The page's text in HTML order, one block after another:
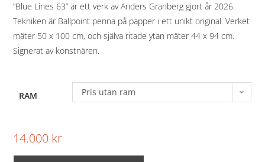
”Blue Lines 63” är ett verk av Anders Granberg gjort år 2026.
Tekniken är Ballpoint penna på papper i ett unikt original. Verket
mäter 50 x 100 cm, och själva ritade ytan mäter 44 x 94 cm.
Signerat av konstnären.
RAM Pris utan ram
14.000 kr